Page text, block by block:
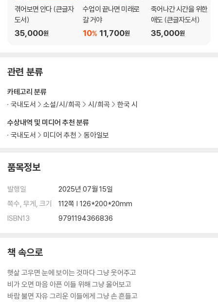
사랑 벼락 1 48
사랑 벼락 2 49
3부 인생 사용 설명서
사랑 근처 54
논산 아리랑 55
엄니 마음 57
사랑 서리 59
사람이 왜 늙나 했더니 60
놀부 보시 61
울 엄니 2 64
다친 사랑 66
별을 마신다 67
그대는 68
모루 75
춘추문장(春秋文章) 76
겪어보면 안다 (큰글자
도서)
35,000원
수업이 끝나면 미래로
갈 거야
11,700원
10%
죽어나간 시간을 위한
애도 (큰글자도서)
35,000원
관련 분류
수상내역 및 미디어 추천 분류
국내도서
미디어 추천 동아일보
카테고리 분류
국내도서
소설/시/희곡 시/희곡 한국 시
품목정보
발행일
2025년 07월 15일
쪽수, 무게, 크기
112쪽 | 126*200*20mm
ISBN13
9791194366836
책 속으로
햇살 고우면 눈에 보이는 것마다 그냥 웃어주고
비가 오면 마음 아픈 이들 위해 그냥 울어보고
바람 불면 자유 그리운 이들에게 그냥 손 흔들고